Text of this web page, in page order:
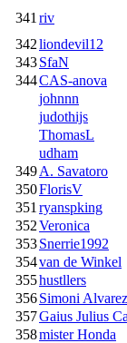
341 riv
342liondevil12
343SfaN
344CAS-anova
johnnn
judothijs
ThomasL
udham
349A. Savatoro
350FlorisV
351 ryanspking
352Veronica
353Snerrie1992
354van de Winkel
355hustllers
356Simoni Alvarez
357Gaius Julius
358mister Honda